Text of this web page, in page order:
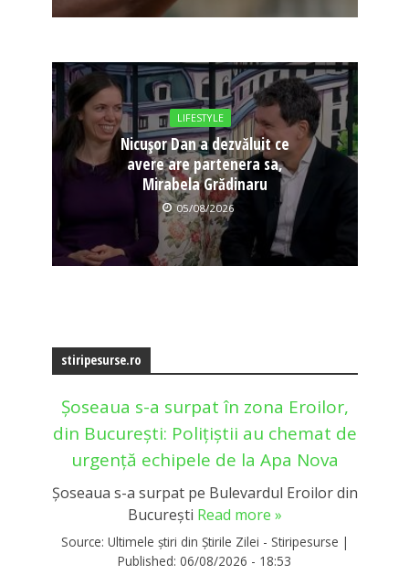
LIFESTYLE
Nicușor Dan a dezvăluit ce
avere are partenera sa,
Mirabela Grădinaru
05/08/2026
stiripesurse.ro
Șoseaua s-a surpat în zona Eroilor,
din București: Polițiștii au chemat de
urgență echipele de la Apa Nova
Șoseaua s-a surpat pe Bulevardul Eroilor din
București Read more »
Source: Ultimele știri din Știrile Zilei - Stiripesurse |
Published: 06/08/2026 - 18:53